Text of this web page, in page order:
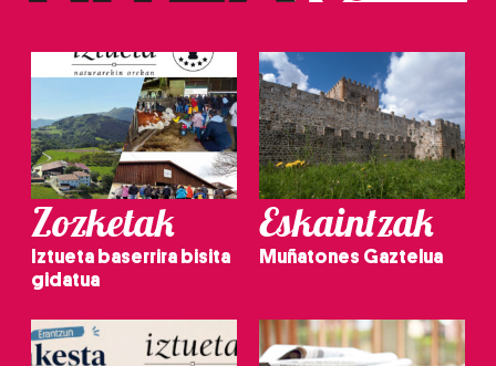
Zozketak
Iztueta baserrira bisita
gidatua
Eskaintzak
Muñatones Gaztelua